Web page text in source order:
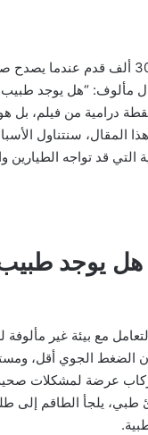
تخيل أنك على ارتفاع 30 ألف قدم
مألوف: “هل يوجد طبيب
درامية من فيلم، بل
المقال، سنتناول
التي قد تواجه الطيارين
يوجد
مع بيئة غير
الضغط الجوي أقل،
عرضة لمشكلات صحية
طبي، يلجأ الطاقم إلى